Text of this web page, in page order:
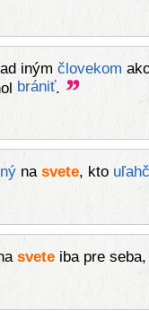
iným človekom
brániť.
na svete, kto
sveteiba pre